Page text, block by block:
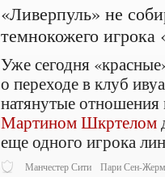
«Ливерпуль» не
темнокожего
Уже сегодня
о переходе в клуб
натянутые
Мартином Шкртелом
еще одного игрока
Манчестер Сити
Пари Сен-